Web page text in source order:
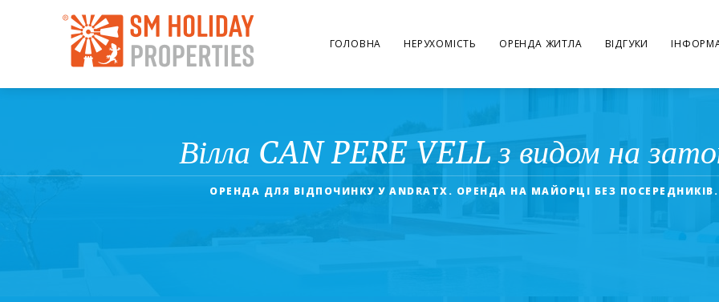
ГОЛОВНА НЕРУХОМІСТЬ ОРЕНДА ЖИТЛА ВІДГУКИ
Вілла CAN PERE VELL з видом на
ОРЕНДА ДЛЯ ВІДПОЧИНКУ У ANDRATX. ОРЕНДА НА МАЙОРЦІ БЕЗ